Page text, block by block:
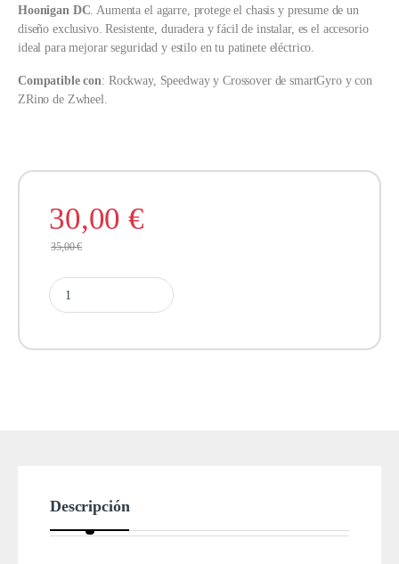
Hoonigan DC. Aumenta el agarre, protege el chasis y presume de un
diseño exclusivo. Resistente, duradera y fácil de instalar, es el accesorio
ideal para mejorar seguridad y estilo en tu patinete eléctrico.
Compatible con: Rockway, Speedway y Crossover de smartGyro y con
ZRino de Zwheel.
30,00€
35,00€
Descripción